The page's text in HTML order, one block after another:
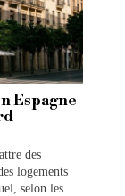
Espagne
des
logements
selon les